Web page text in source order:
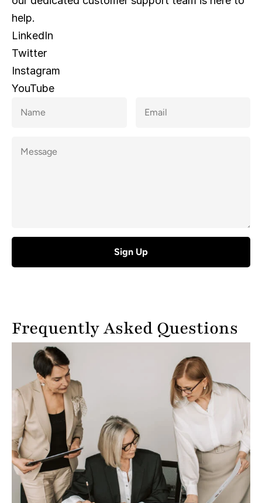
help.
LinkedIn
Twitter
Instagram
YouTube
Frequently Asked Questions